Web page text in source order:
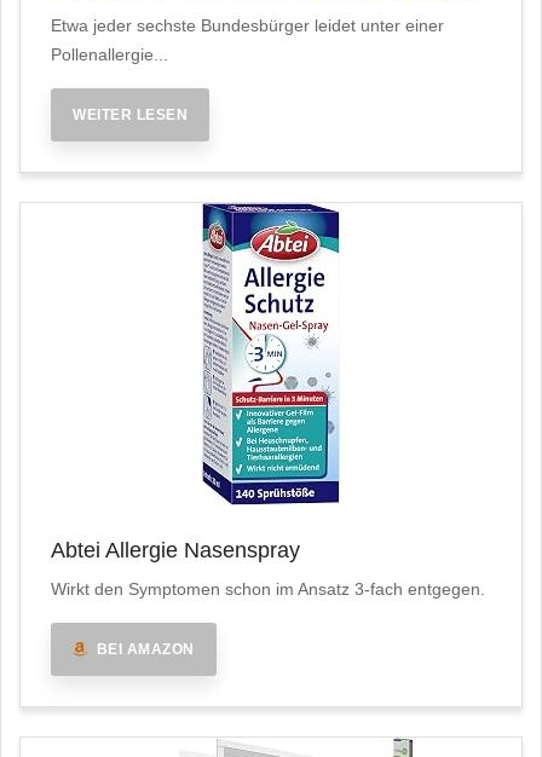
Etwa jeder sechste Bundesbürger leidet unter einer
Pollenallergie...
WEITER LESEN
Abtei Allergie Nasenspray
Wirkt den Symptomen schon im Ansatz 3-fach entgegen.
BEI AMAZON